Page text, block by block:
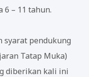
6 – 11 tahun.
syarat pendukung
Tatap Muka)
diberikan kali ini